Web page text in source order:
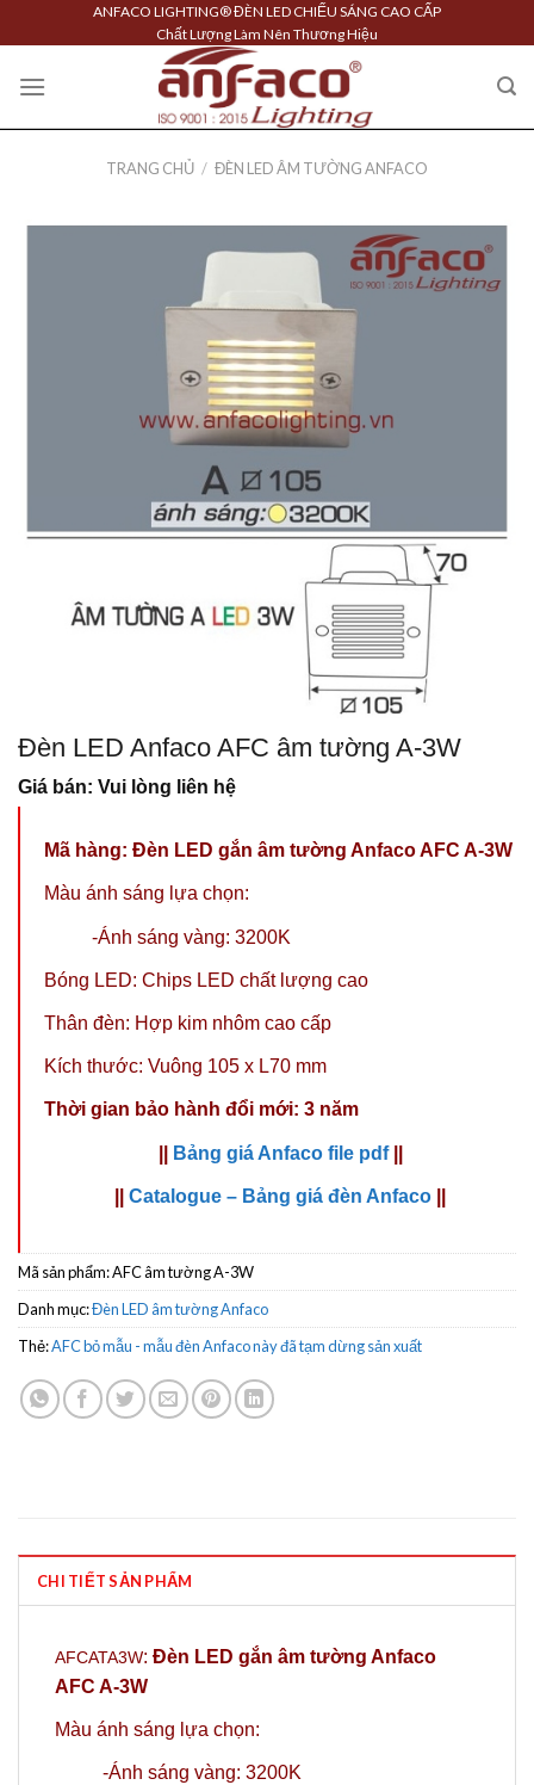
to
content
ANFACO LIGHTING® ĐÈN LED CHIẾU SÁNG CAO CẤP
Chất Lượng Làm Nên Thương Hiệu
TRANG CHỦ / ĐÈN LED ÂM TƯỜNG ANFACO
Đèn LED Anfaco AFC âm tường A-3W
Giá bán: Vui lòng liên hệ
Mã hàng: Đèn LED gắn âm tường Anfaco AFC A-3W
Màu ánh sáng lựa chọn:
-Ánh sáng vàng: 3200K
Bóng LED: Chips LED chất lượng cao
Thân đèn: Hợp kim nhôm cao cấp
Kích thước: Vuông 105 x L70 mm
Thời gian bảo hành đổi mới: 3 năm
Bảng giá Anfaco file pdf
Catalogue – Bảng giá đèn Anfaco
Mã sản phẩm:AFC âm tường A-3W
Danh mục:Đèn LED âm tường Anfaco
Thẻ:AFC bỏ mẫu - mẫu đèn Anfaco này đã tạm dừng sản xuất
CHI TIẾT SẢN PHẨM
AFCATA3W: Đèn LED gắn âm tường Anfaco
AFC A-3W
Màu ánh sáng lựa chọn:
-Ánh sáng vàng: 3200K